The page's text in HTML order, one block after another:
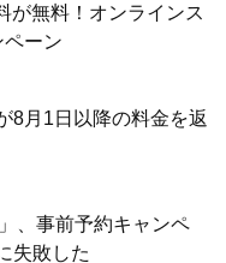
が無料！オンラインス
ペーン
8月1日以降の料金を返
、事前予約キャンペ
失敗した